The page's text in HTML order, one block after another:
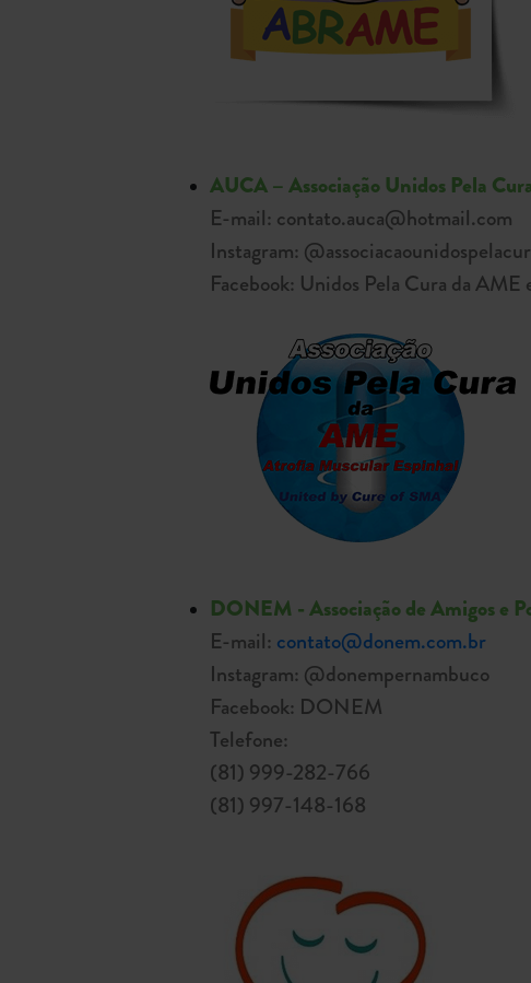
AUCA – Associação Unidos Pela
E-mail: contato.auca@hotmail.com
Instagram:
Facebook: Unidos Pela Cura da
DONEM - Associação de Amigos e
E-mail: contato@donem.com.br
Instagram: @donempernambuco
Facebook: DONEM
Telefone:
(81) 999-282-766
(81) 997-148-168